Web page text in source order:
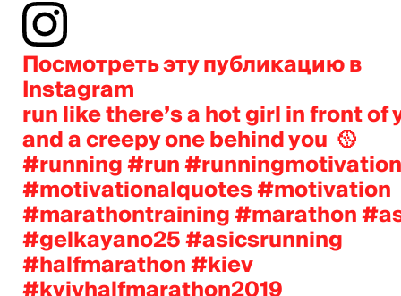
Посмотреть эту публикацию в
Instagram
run like there’s a hot girl in front of
and a creepy one behind you ‍ 🥎
#running #run #runningmotivation
#motivationalquotes #motivation
#marathontraining #marathon
#gelkayano25 #asicsrunning
#halfmarathon #kiev